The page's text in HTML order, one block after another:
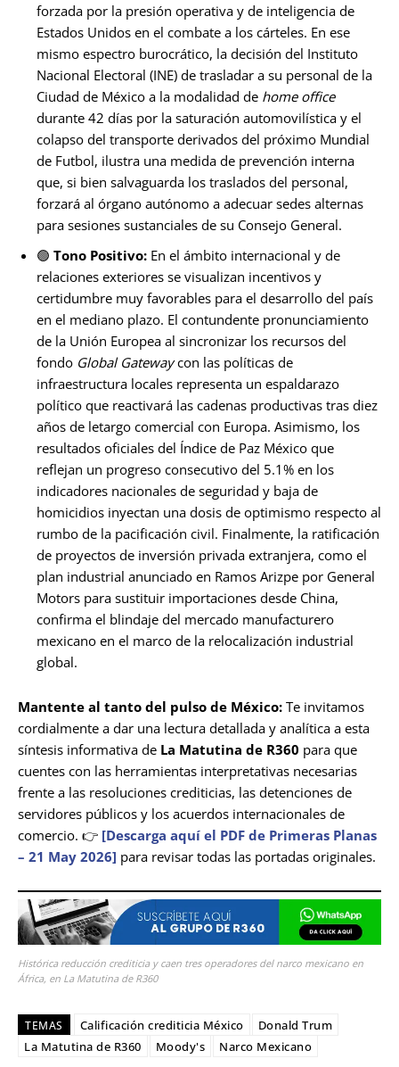
forzada por la presión operativa y de inteligencia de
Estados Unidos en el combate a los cárteles. En ese
mismo espectro burocrático, la decisión del Instituto
Nacional Electoral (INE) de trasladar a su personal de la
Ciudad de México a la modalidad de home office
durante 42 días por la saturación automovilística y el
colapso del transporte derivados del próximo Mundial
de Futbol, ilustra una medida de prevención interna
que, si bien salvaguarda los traslados del personal,
forzará al órgano autónomo a adecuar sedes alternas
para sesiones sustanciales de su Consejo General.
🟢 Tono Positivo: En el ámbito internacional y de
relaciones exteriores se visualizan incentivos y
certidumbre muy favorables para el desarrollo del país
en el mediano plazo. El contundente pronunciamiento
de la Unión Europea al sincronizar los recursos del
fondo Global Gatewaycon las políticas de
infraestructura locales representa un espaldarazo
político que reactivará las cadenas productivas tras diez
años de letargo comercial con Europa. Asimismo, los
resultados oficiales del Índice de Paz México que
reflejan un progreso consecutivo del 5.1% en los
indicadores nacionales de seguridad y baja de
homicidios inyectan una dosis de optimismo respecto al
rumbo de la pacificación civil. Finalmente, la ratificación
de proyectos de inversión privada extranjera, como el
plan industrial anunciado en Ramos Arizpe por General
Motors para sustituir importaciones desde China,
confirma el blindaje del mercado manufacturero
mexicano en el marco de la relocalización industrial
global.
Mantente al tanto del pulso de México: Te invitamos
cordialmente a dar una lectura detallada y analítica a esta
síntesis informativa de La Matutina de R360 para que
cuentes con las herramientas interpretativas necesarias
frente a las resoluciones crediticias, las detenciones de
servidores públicos y los acuerdos internacionales de
comercio. 👉 [Descarga aquí el PDF de Primeras Planas
– 21 May 2026] para revisar todas las portadas originales.
Histórica reducción crediticia y caen tres operadores del narco mexicano en
África, en La Matutina de R360
TEMAS Calificación crediticia México
Donald Trum
La Matutina de R360
Moody's Narco Mexicano